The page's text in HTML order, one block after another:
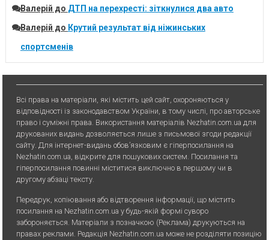
Валерій до ДТП на перехресті: зіткнулися два авто
Валерій до Крутий результат від ніжинських
спортсменів
Всі права на матеріали, які містить цей сайт, охороняються у
відповідності із законодавством України, в тому числі, про авторське
право і суміжні права. Використання матерiалiв Nezhatin.com.ua для
друкованих видань дозволяється лише з письмової згоди редакції
сайту. Для iнтернет-видань обов’язковим є гiперпосилання на
Nezhatin.com.ua, відкрите для пошукових систем. Посилання та
гіперпосилання повинні міститися виключно в першому чи в
другому абзаці тексту.
Передрук, копiювання або вiдтворення iнформацiї, що мiстить
посилання на Nezhatin.com.ua у будь-якiй формi суворо
забороняється. Матеріали з позначкою (Реклама) друкуються на
правах реклами. Редакція Nezhatin.com.ua може не розділяти позицію